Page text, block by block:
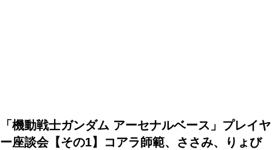
「機動戦士ガンダム アーセナルベース」プレイヤ
ー座談会【その1】コアラ師範、ささみ、りょび